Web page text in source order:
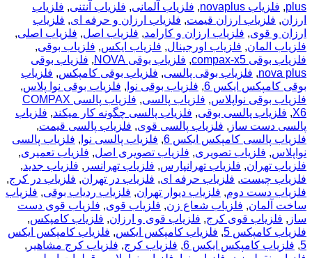
plus
, فلزیاب novaplus , فلزیاب آلمانی, فلزیاب آنتنی, فلزیاب
ارزان, فلزیاب ارزان قیمت, فلزیاب ارزان و حرفه ای, فلزیاب
ارزان و قوی, فلزیاب ارزان و کارامد, فلزیاب اصل, فلزیاب اصلی,
فلزیاب المان, فلزیاب اورجینال, فلزیاب ایکس, فلزیاب بوقی,
فلزیاب بوقی compax-x5
, فلزیاب بوقی NOVA , فلزیاب بوقی
nova plus
, فلزیاب بوقی پالسی, فلزیاب بوقی کامپکس, فلزیاب
بوقی کامپکس ایکس 6
, فلزیاب بوقی نوا , فلزیاب بوقی نوا پلاس,
فلزیاب بوقی نواپلاس, فلزیاب پالسی,
فلزیاب پالسی COMPAX
X6
, فلزیاب پالسی بوقی, فلزیاب پالسی چگونه کار میکند, فلزیاب
پالسی دست ساز , فلزیاب پالسی قوی, فلزیاب پالسی قیمت,
فلزیاب پالسی کامپکس ایکس 6
, فلزیاب پالسی نوا , فلزیاب پالسی
نواپلاس, فلزیاب تصویری, فلزیاب تصویری اصل, فلزیاب تعمیری,
فلزیاب تهران, فلزیاب تهرانپارس, فلزیاب تهرانسر , فلزیاب جدید,
فلزیاب چیست, فلزیاب حرفه ای, فلزیاب در تهران, فلزیاب در کرج,
فلزیاب دست دوم, فلزیاب دیوار تهران, فلزیاب ردیاب بوقی, فلزیاب
ساخت آلمان, فلزیاب شعاع زن, فلزیاب قوی, فلزیاب قوی دست
ساز , فلزیاب قوی کرج, فلزیاب قوی و ارزان, فلزیاب کامپکس,
فلزیاب کامپکس 5
, فلزیاب کامپکس ایکس, فلزیاب کامپکس ایکس
5
, فلزیاب کامپکس ایکس 6 , فلزیاب کرج, فلزیاب کرج مشاهیر ,